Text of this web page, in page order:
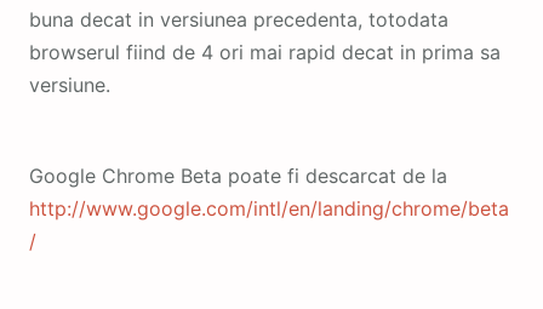
buna decat in versiunea precedenta, totodata
browserul fiind de 4 ori mai rapid decat in prima sa
versiune.
Google Chrome Beta poate fi descarcat de la
http://www.google.com/intl/en/landing/chrome/beta
/